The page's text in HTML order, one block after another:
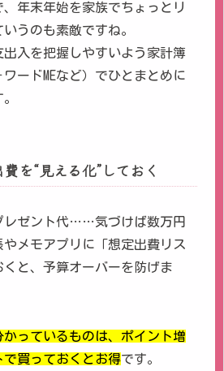
年末年始を家族でちょっとリ
うのも素敵ですね。
入を把握しやすいよう家計簿
ードMEなど）でひとまとめに
を“見える化”しておく
レゼント代……気づけば数万円
メモアプリに「想定出費リス
くと、予算オーバーを防げま
っているものは、ポイント増
買っておくとお得です。